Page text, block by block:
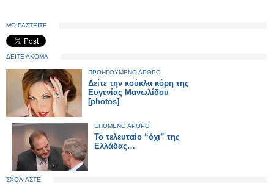
ΜΟΙΡΑΣΤΕΙΤΕ
ΔΕΙΤΕ ΑΚΟΜΑ
ΠΡΟΗΓΟΥΜΕΝΟ ΑΡΘΡΟ
Δείτε την κούκλα κόρη της
Ευγενίας Μανωλίδου
[photos]
ΕΠΟΜΕΝΟ ΑΡΘΡΟ
Το τελευταίο “όχι” της
Ελλάδας…
ΣΧΟΛΙΑΣΤΕ